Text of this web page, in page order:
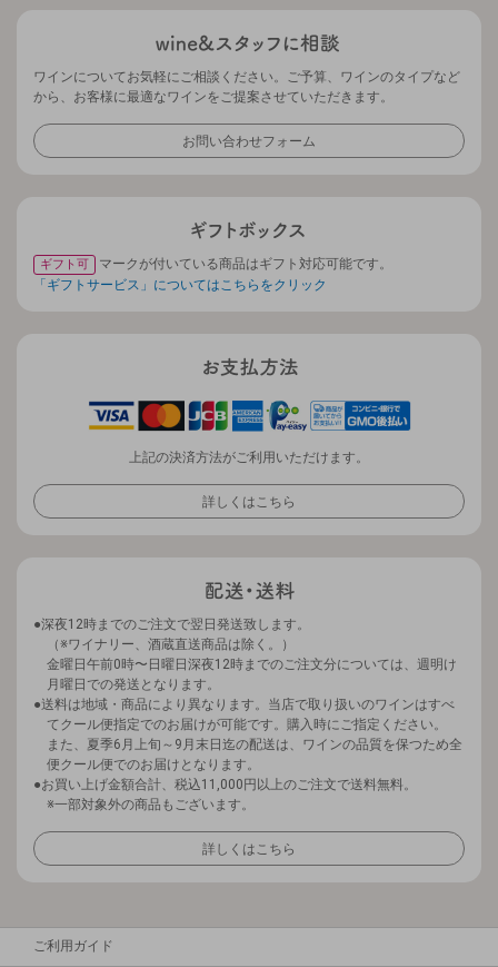
ワインについてお気軽にご相談ください。ご予算、ワインのタイプなど
から、お客様に最適なワインをご提案させていただきます。
お問い合わせフォーム
ギフト可
マークが付いている商品はギフト対応可能です。
「ギフトサービス」についてはこちらをクリック
上記の決済方法がご利用いただけます。
詳しくはこちら
深夜12時までのご注文で翌日発送致します。
（※ワイナリー、酒蔵直送商品は除く。）
金曜日午前0時〜日曜日深夜12時までのご注文分については、週明け
月曜日での発送となります。
送料は地域・商品により異なります。当店で取り扱いのワインはすべ
てクール便指定でのお届けが可能です。購入時にご指定ください。
また、夏季6月上旬～9月末日迄の配送は、ワインの品質を保つため全
便クール便でのお届けとなります。
お買い上げ金額合計、税込11,000円以上のご注文で送料無料。
※一部対象外の商品もございます。
詳しくはこちら
ご利用ガイド